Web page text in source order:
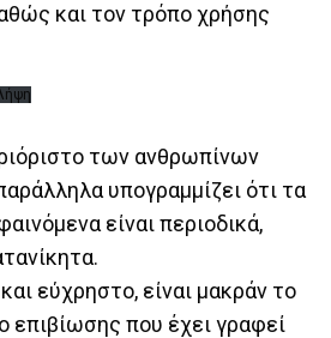
και τον τρόπο χρήσης
των ανθρωπίνων
υπογραμμίζει ότι τα
είναι περιοδικά,
εύχρηστο, είναι μακράν το
επιβίωσης που έχει γραφεί